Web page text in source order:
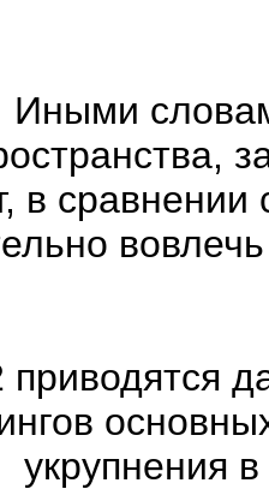
Иными
в
приводятся
укрупнения